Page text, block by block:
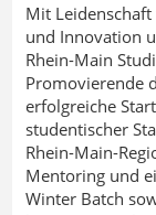
Mit
und Innovation
Rhein-Main
Promovierende
erfolgreiche
studentischer
Rhein-Main-
Mentoring und
Winter Batch